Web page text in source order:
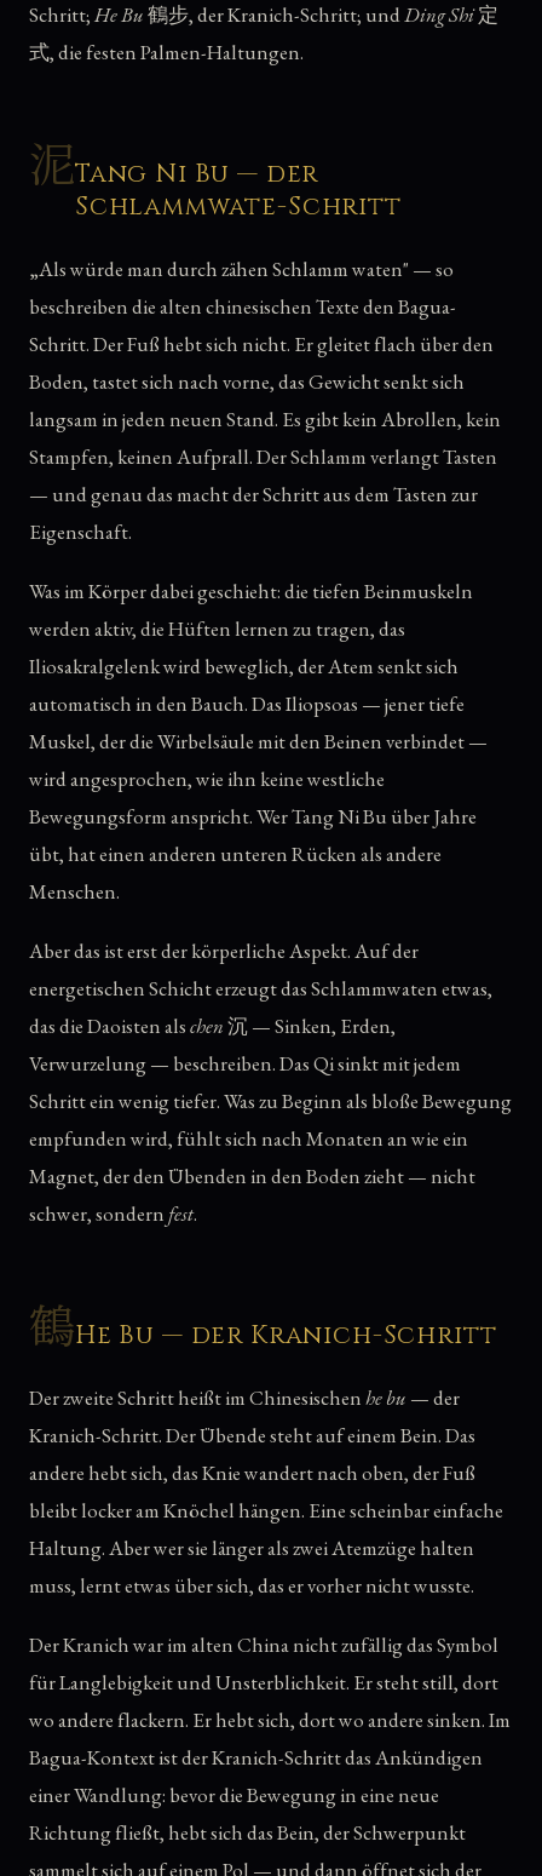
Schritt;He Bu鶴步, der Kranich-Schritt; undDing Shi定
式, die festen Palmen-Haltungen.
泥Tang Ni Bu — der
Schlammwate-Schritt
„Als würde man durch zähen Schlamm waten" — so
beschreiben die alten chinesischen Texte den Bagua-
Schritt. Der Fuß hebt sich nicht. Er gleitet flach über den
Boden, tastet sich nach vorne, das Gewicht senkt sich
langsam in jeden neuen Stand. Es gibt kein Abrollen, kein
Stampfen, keinen Aufprall. Der Schlamm verlangt Tasten
— und genau das macht der Schritt aus dem Tasten zur
Eigenschaft.
Was im Körper dabei geschieht: die tiefen Beinmuskeln
werden aktiv, die Hüften lernen zu tragen, das
Iliosakralgelenk wird beweglich, der Atem senkt sich
automatisch in den Bauch. Das Iliopsoas — jener tiefe
Muskel, der die Wirbelsäule mit den Beinen verbindet —
wird angesprochen, wie ihn keine westliche
Bewegungsform anspricht. Wer Tang Ni Bu über Jahre
übt, hat einen anderen unteren Rücken als andere
Menschen.
Aber das ist erst der körperliche Aspekt. Auf der
energetischen Schicht erzeugt das Schlammwaten etwas,
das die Daoisten alschen沉 — Sinken, Erden,
Verwurzelung — beschreiben. Das Qi sinkt mit jedem
Schritt ein wenig tiefer. Was zu Beginn als bloße Bewegung
empfunden wird, fühlt sich nach Monaten an wie ein
Magnet, der den Übenden in den Boden zieht — nicht
schwer, sondern fest.
鶴He Bu — der Kranich-Schritt
Der zweite Schritt heißt im Chinesischenhe bu — der
Kranich-Schritt. Der Übende steht auf einem Bein. Das
andere hebt sich, das Knie wandert nach oben, der Fuß
bleibt locker am Knöchel hängen. Eine scheinbar einfache
Haltung. Aber wer sie länger als zwei Atemzüge halten
muss, lernt etwas über sich, das er vorher nicht wusste.
Der Kranich war im alten China nicht zufällig das Symbol
für Langlebigkeit und Unsterblichkeit. Er steht still, dort
wo andere flackern. Er hebt sich, dort wo andere sinken. Im
Bagua-Kontext ist der Kranich-Schritt das Ankündigen
einer Wandlung: bevor die Bewegung in eine neue
Richtung fließt, hebt sich das Bein, der Schwerpunkt
sammelt sich auf einem Pol — und dann öffnet sich der